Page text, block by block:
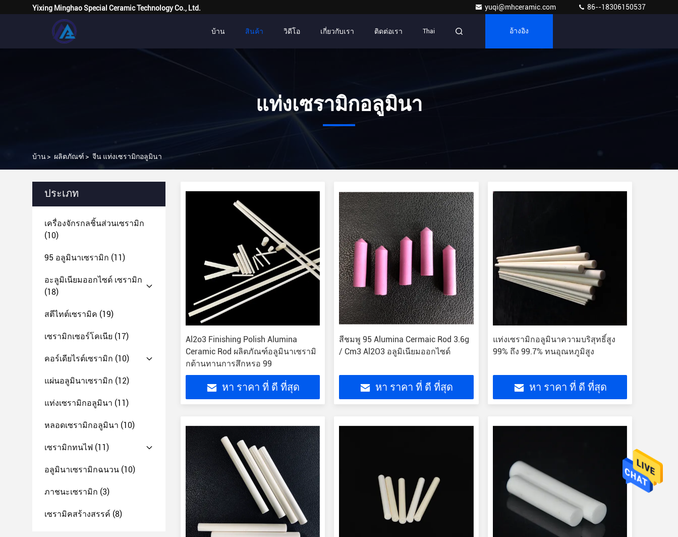
Yixing Minghao Special Ceramic Technology Co., Ltd. yuqi@mhceramic.com 86--18306150537
บ้าน สินค้า วิดีโอ เกี่ยวกับเรา ติดต่อเรา Thai อ้างอิง
แท่งเซรามิกอลูมินา
บ้าน> ผลิตภัณฑ์ > จีน แท่งเซรามิกอลูมินา
ประเภท
เครื่องจักรกลชิ้นส่วนเซรามิก
(10)
95 อลูมินาเซรามิก (11)
อะลูมิเนียมออกไซด์ เซรามิก
(18)
สตีไทต์เซรามิค (19)
เซรามิกเซอร์โคเนีย (17)
คอร์เดียไรต์เซรามิก (10)
แผ่นอลูมินาเซรามิก (12)
แท่งเซรามิกอลูมินา (11)
หลอดเซรามิกอลูมินา (10)
เซรามิกทนไฟ (11)
อลูมินาเซรามิกฉนวน (10)
ภาชนะเซรามิก (3)
เซรามิคสร้างสรรค์ (8)
Al2o3 Finishing Polish Alumina
Ceramic Rod ผลิตภัณฑ์อลูมินาเซรามิ
กต้านทานการสึกหรอ 99
หา ราคา ที่ ดี ที่สุด
สีชมพู 95 Alumina Cermaic Rod 3.6g
/ Cm3 Al2O3 อลูมิเนียมออกไซด์
หา ราคา ที่ ดี ที่สุด
แท่งเซรามิกอลูมินาความบริสุทธิ์สูง
99% ถึง 99.7% ทนอุณหภูมิสูง
หา ราคา ที่ ดี ที่สุด